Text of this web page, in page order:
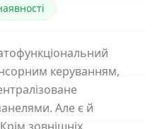
керуванням,
Але є й